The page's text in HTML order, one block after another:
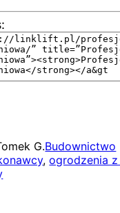
G.Budownictwo
, ogrodzenia